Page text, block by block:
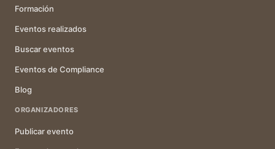
Formación
Eventos realizados
Buscar eventos
Eventos de Compliance
Blog
ORGANIZADORES
Publicar evento